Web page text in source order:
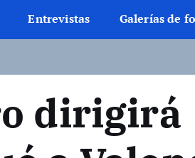
Entrevistas Galerías de
dirigirá